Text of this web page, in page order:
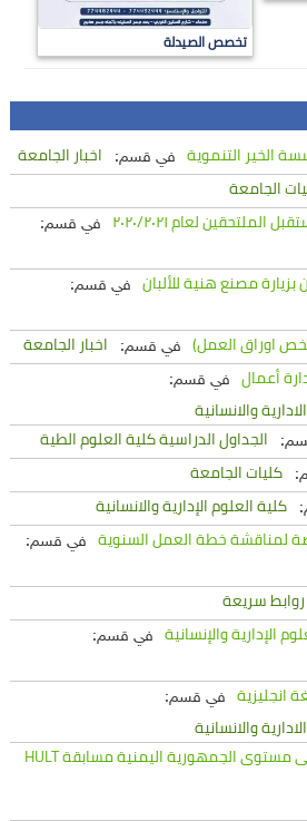
تخصص الصيدلة
الخير التنموية في قسم:
اخبار الجامعة
الجامعة
لعام ٢٠٢٠/٢٠٢١
في قسم:
مصنع هنية للألبان
في قسم:
اوراق العمل)
في قسم:
اخبار الجامعة
أعمال
في قسم:
والانسانية
الجداول الدراسية كلية العلوم الطية
كليات الجامعة
كلية العلوم الإدارية والانسانية
لمناقشة خطة العمل السنوية
في قسم:
روابط سريعة
الإدارية والإنسانية
في قسم:
انجليزية
في قسم:
والانسانية
#تحتضن_جامعة_اليمن، وعلى مستوى الجمهورية اليمنية مسابقة HULT